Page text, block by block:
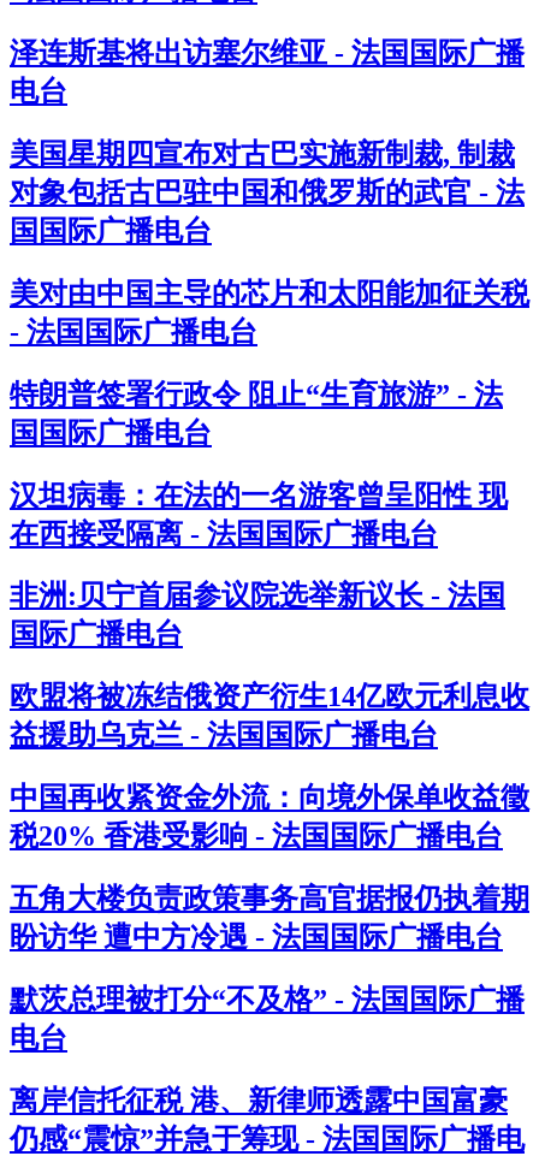
泽连斯基将出访塞尔维亚 - 法国国际广播
电台
美国星期四宣布对古巴实施新制裁, 制裁
对象包括古巴驻中国和俄罗斯的武官 - 法
国国际广播电台
美对由中国主导的芯片和太阳能加征关税
- 法国国际广播电台
特朗普签署行政令 阻止“生育旅游” - 法
国国际广播电台
汉坦病毒：在法的一名游客曾呈阳性 现
在西接受隔离 - 法国国际广播电台
非洲:贝宁首届参议院选举新议长 - 法国
国际广播电台
欧盟将被冻结俄资产衍生14亿欧元利息收
益援助乌克兰 - 法国国际广播电台
中国再收紧资金外流：向境外保单收益徵
税20% 香港受影响 - 法国国际广播电台
五角大楼负责政策事务高官据报仍执着期
盼访华 遭中方冷遇 - 法国国际广播电台
默茨总理被打分“不及格” - 法国国际广播
电台
离岸信托征税 港、新律师透露中国富豪
仍感“震惊”并急于筹现 - 法国国际广播电